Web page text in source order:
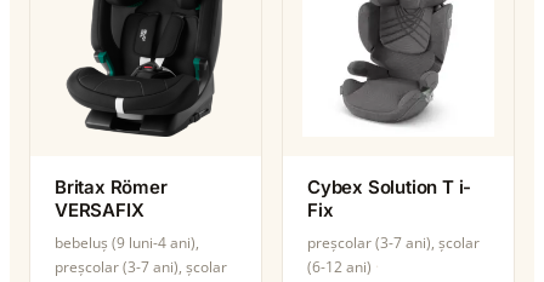
Britax Römer
VERSAFIX
bebeluș (9 luni-4 ani),
preșcolar (3-7 ani), școlar
Cybex Solution T i-
Fix
preșcolar (3-7 ani), școlar
(6-12 ani)